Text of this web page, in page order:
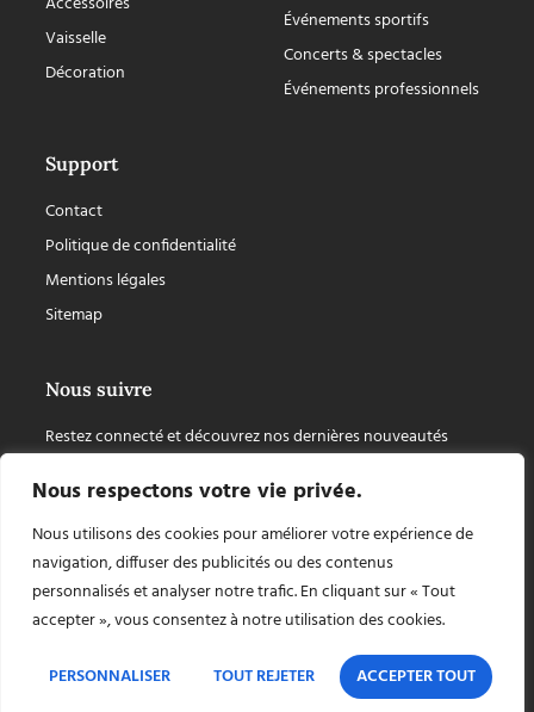
Nous respectons votre vie privée.
Nous utilisons des cookies pour améliorer votre expérience de
navigation, diffuser des publicités ou des contenus
personnalisés et analyser notre trafic. En cliquant sur « Tout
accepter », vous consentez à notre utilisation des cookies.
PERSONNALISER TOUT REJETER ACCEPTER TOUT
Vaisselle
Décoration
Événements sportifs
Concerts & spectacles
Événements professionnels
Support
Contact
Politique de confidentialité
Mentions légales
Sitemap
Nous suivre
Restez connecté et découvrez nos dernières nouveautés
Copyright © 2026 Chapiteaux Cuellar, tout droit réservé, site internet créé par